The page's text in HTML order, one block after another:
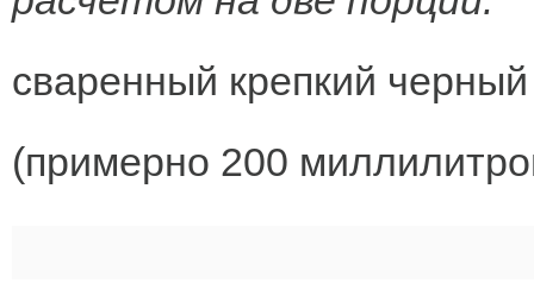
сваренный крепкий
(примерно 200